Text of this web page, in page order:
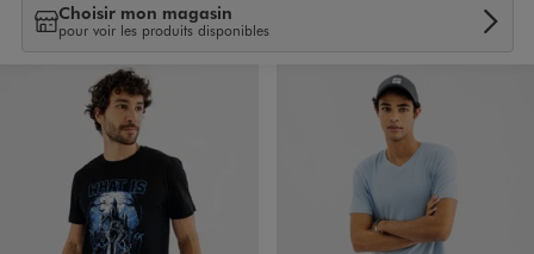
Choisir mon magasin
pour voir les produits disponibles